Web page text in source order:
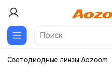
Светодиодные линзы Aozoom